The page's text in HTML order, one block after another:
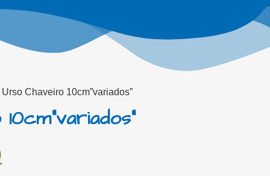
Urso Chaveiro 10cm”variados”